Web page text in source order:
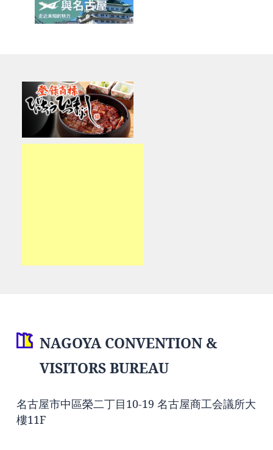
NAGOYA CONVENTION &
VISITORS BUREAU
名古屋市中區榮二丁目10-19 名古屋商工会議所大
樓11F